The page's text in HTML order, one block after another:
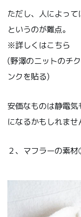
ただし、人によっ
というのが難点。
※詳しくはこちら
(野澤のニットのチ
ンクを貼る)
安価なものは静電
になるかもしれませ
２、マフラーの素